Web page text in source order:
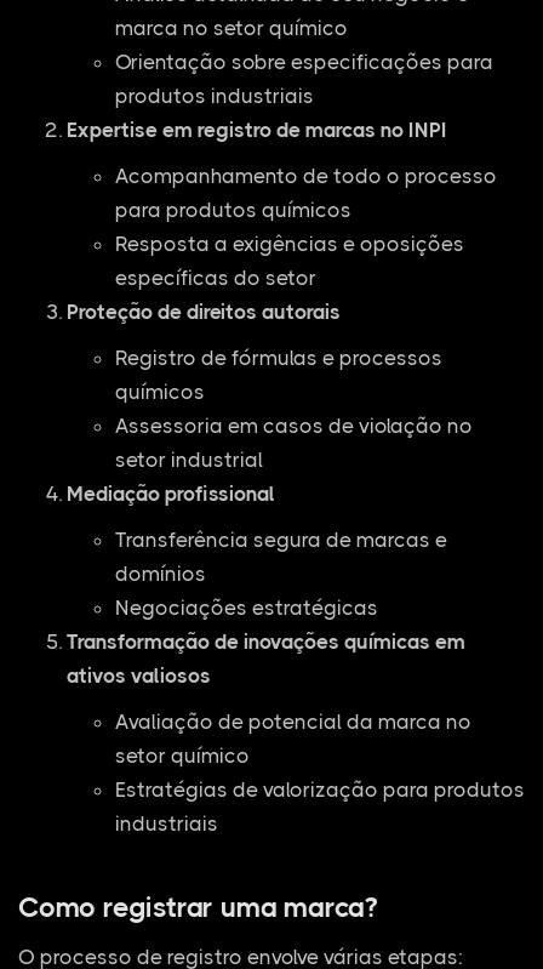
marca no setor químico
Orientação sobre especificações para
produtos industriais
Expertise em registro de marcas no INPI
Acompanhamento de todo o processo
para produtos químicos
Resposta a exigências e oposições
específicas do setor
Proteção de direitos autorais
Registro de fórmulas e processos
químicos
Assessoria em casos de violação no
setor industrial
Mediação profissional
Transferência segura de marcas e
domínios
Negociações estratégicas
Transformação de inovações químicas em
ativos valiosos
Avaliação de potencial da marca no
setor químico
Estratégias de valorização para produtos
industriais
Como registrar uma marca?
O processo de registro envolve várias etapas: